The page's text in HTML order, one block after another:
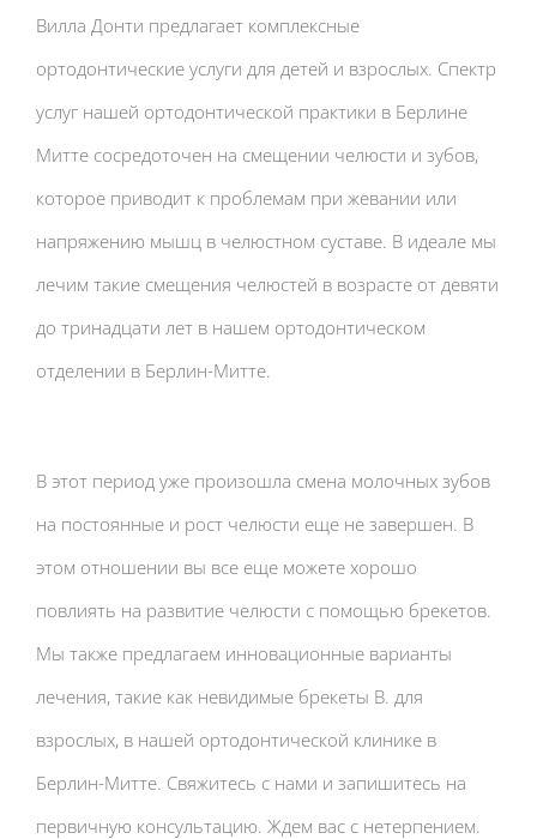
Вилла Донти предлагает комплексные
ортодонтические услуги для детей и взрослых. Спектр
услуг нашей ортодонтической практики в Берлине
Митте сосредоточен на смещении челюсти и зубов,
которое приводит к проблемам при жевании или
напряжению мышц в челюстном суставе. В идеале мы
лечим такие смещения челюстей в возрасте от девяти
до тринадцати лет в нашем ортодонтическом
отделении в Берлин-Митте.
В этот период уже произошла смена молочных зубов
на постоянные и рост челюсти еще не завершен. В
этом отношении вы все еще можете хорошо
повлиять на развитие челюсти с помощью брекетов.
Мы также предлагаем инновационные варианты
лечения, такие как невидимые брекеты B. для
взрослых, в нашей ортодонтической клинике в
Берлин-Митте. Свяжитесь с нами и запишитесь на
первичную консультацию. Ждем вас с нетерпением.